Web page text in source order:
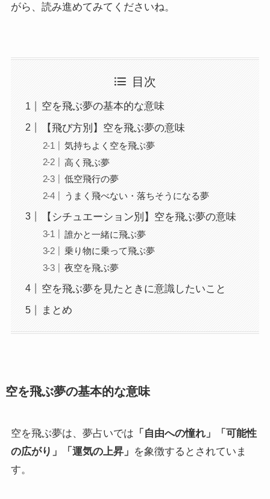
がら、読み進めてみてくださいね。
目次
空を飛ぶ夢の基本的な意味
【飛び方別】空を飛ぶ夢の意味
気持ちよく空を飛ぶ夢
高く飛ぶ夢
低空飛行の夢
うまく飛べない・落ちそうになる夢
【シチュエーション別】空を飛ぶ夢の意味
誰かと一緒に飛ぶ夢
乗り物に乗って飛ぶ夢
夜空を飛ぶ夢
空を飛ぶ夢を見たときに意識したいこと
まとめ
空を飛ぶ夢の基本的な意味
空を飛ぶ夢は、夢占いでは 「自由への憧れ」「可能性
の広がり」「運気の上昇」 を象徴するとされていま
す。